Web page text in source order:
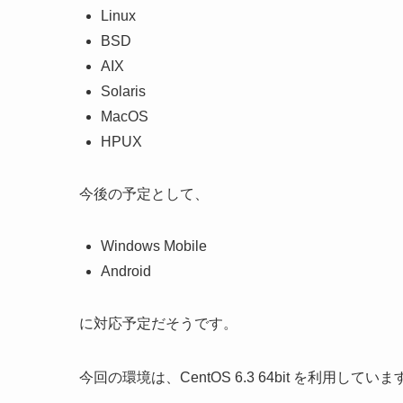
Linux
BSD
AIX
Solaris
MacOS
HPUX
今後の予定として、
Windows Mobile
Android
に対応予定だそうです。
今回の環境は、CentOS 6.3 64bit を利用していま